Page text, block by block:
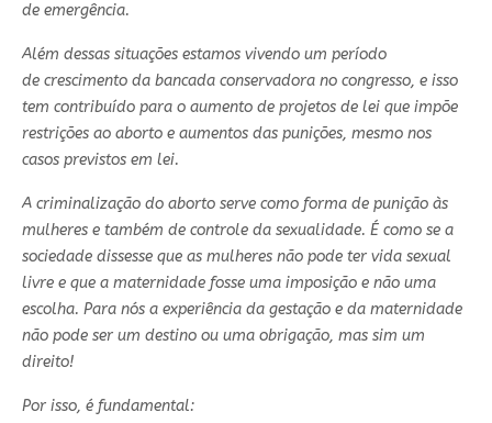
de emergência.
Além dessas situações estamos vivendo um período
de crescimento da bancada conservadora no congresso, e isso
tem contribuído para o aumento de projetos de lei que impõe
restrições ao aborto e aumentos das punições, mesmo nos
casos previstos em lei.
A criminalização do aborto serve como forma de punição às
mulheres e também de controle da sexualidade. É como se a
sociedade dissesse que as mulheres não pode ter vida sexual
livre e que a maternidade fosse uma imposição e não uma
escolha. Para nós a experiência da gestação e da maternidade
não pode ser um destino ou uma obrigação, mas sim um
direito!
Por isso, é fundamental: